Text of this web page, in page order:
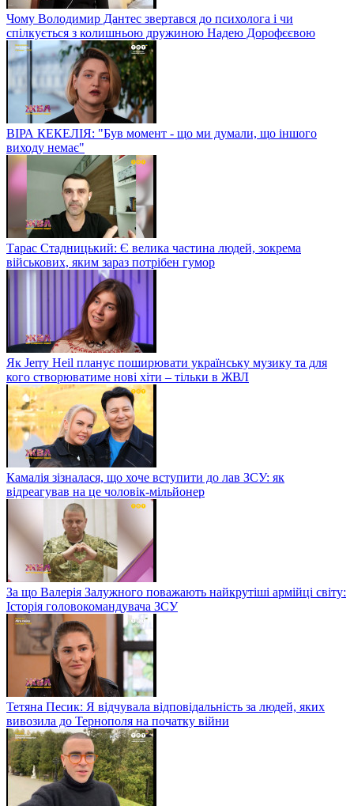
Чому Володимир Дантес звертався до психолога і чи
спілкується з колишньою дружиною Надею Дорофєєвою
ВІРА КЕКЕЛІЯ: "Був момент - що ми думали, що іншого
виходу немає"
Тарас Стадницький: Є велика частина людей, зокрема
військових, яким зараз потрібен гумор
Як Jerry Heil планує поширювати українську музику та для
кого створюватиме нові хіти – тільки в ЖВЛ
Камалія зізналася, що хоче вступити до лав ЗСУ: як
відреагував на це чоловік-мільйонер
За що Валерія Залужного поважають найкрутіші армійці світу:
Історія головокомандувача ЗСУ
Тетяна Песик: Я відчувала відповідальність за людей, яких
вивозила до Тернополя на початку війни